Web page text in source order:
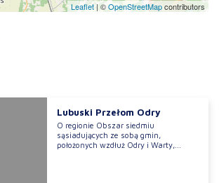
Leaflet | ©OpenStreetMapcontributors
Lubuski Przełom Odry
O regionie Obszar siedmiu
sąsiadujących ze sobą gmin,
położonych wzdłuż Odry i Warty,...